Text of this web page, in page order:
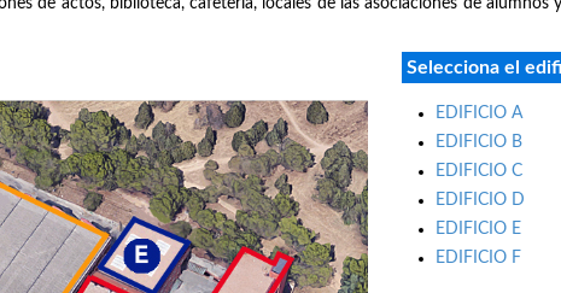
de actos, biblioteca, cafetería, locales de las asociaciones de alumnos
Selecciona el
EDIFICIO A
EDIFICIO B
EDIFICIO C
EDIFICIO D
EDIFICIO E
EDIFICIO F